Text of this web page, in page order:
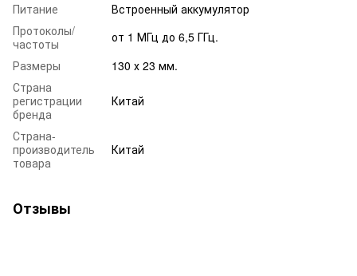
Питание
Встроенный аккумулятор
Протоколы/
частоты
от 1 МГц до 6,5 ГГц.
Размеры
130 х 23 мм.
Страна
регистрации
бренда
Китай
Страна-
производитель
товара
Китай
Отзывы